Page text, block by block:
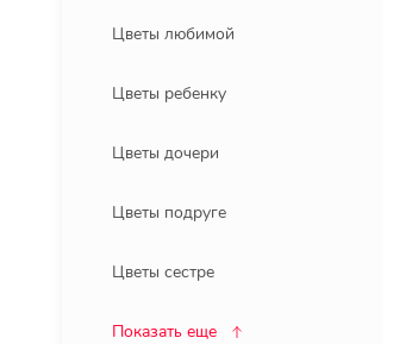
Цветы любимой
Цветы ребенку
Цветы дочери
Цветы подруге
Цветы сестре
Показать еще